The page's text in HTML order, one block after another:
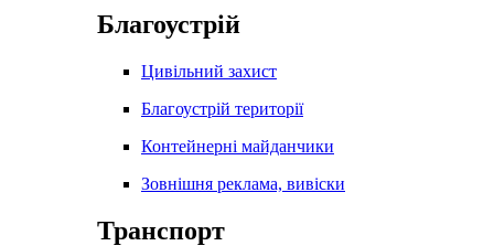
Благоустрій
Цивільний захист
Благоустрій території
Контейнерні майданчики
Зовнішня реклама, вивіски
Транспорт